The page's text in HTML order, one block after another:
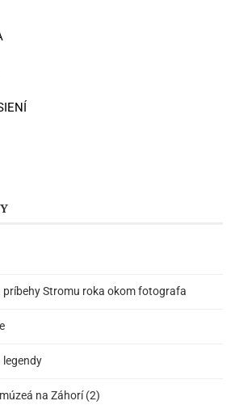
príbehy Stromu roka okom fotografa
legendy
na Záhorí (2)